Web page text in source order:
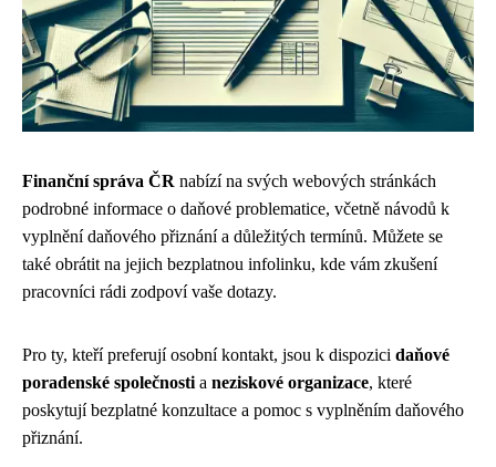
Finanční správa ČR nabízí na svých webových stránkách
podrobné informace o daňové problematice, včetně návodů k
vyplnění daňového přiznání a důležitých termínů. Můžete se
také obrátit na jejich bezplatnou infolinku, kde vám zkušení
pracovníci rádi zodpoví vaše dotazy.
Pro ty, kteří preferují osobní kontakt, jsou k dispozici daňové
poradenské společnosti a neziskové organizace, které
poskytují bezplatné konzultace a pomoc s vyplněním daňového
přiznání.